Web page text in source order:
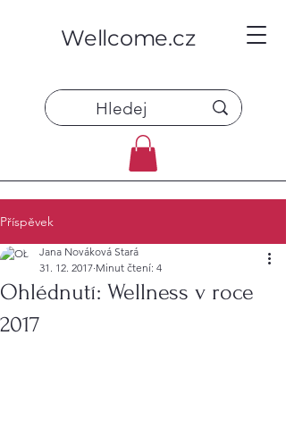
Wellcome.cz
Příspěvek
Ohlédnutí: Wellness v roce
2017
Jana Nováková Stará
31. 12. 2017 Minut čtení: 4